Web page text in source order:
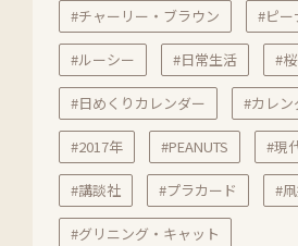
#チャーリー・ブラウン #ピー
#ルーシー #日常生活 #桜
#日めくりカレンダー #カレン
#2017年 #PEANUTS #現
#講談社 #プラカード #
#グリニング・キャット